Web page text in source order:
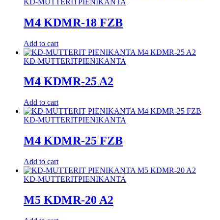
M4 KDMR-18 FZB
Add to cart
KD-MUTTERITPIENIKANTA
M4 KDMR-25 A2
Add to cart
KD-MUTTERITPIENIKANTA
M4 KDMR-25 FZB
Add to cart
KD-MUTTERITPIENIKANTA
M5 KDMR-20 A2